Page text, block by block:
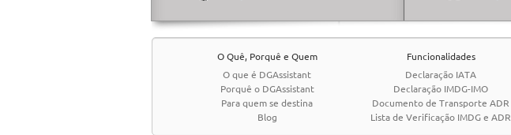
O Quê, Porquê e Quem
O que é DGAssistant
Porquê o DGAssistant
Para quem se destina
Blog
Funcionalidades
Declaração IATA
Declaração IMDG-IMO
Documento de Transporte ADR
Lista de Verificação IMDG e ADR